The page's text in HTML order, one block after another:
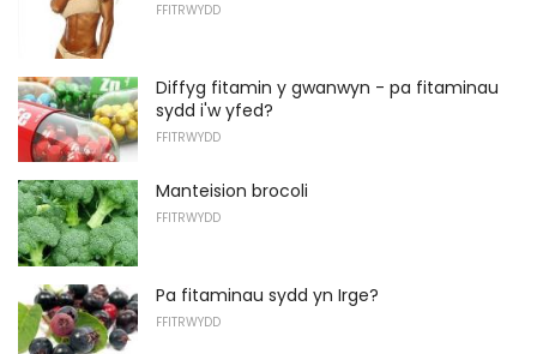
FFITRWYDD
Diffyg fitamin y gwanwyn - pa fitaminau
sydd i'w yfed?
FFITRWYDD
Manteision brocoli
FFITRWYDD
Pa fitaminau sydd yn Irge?
FFITRWYDD